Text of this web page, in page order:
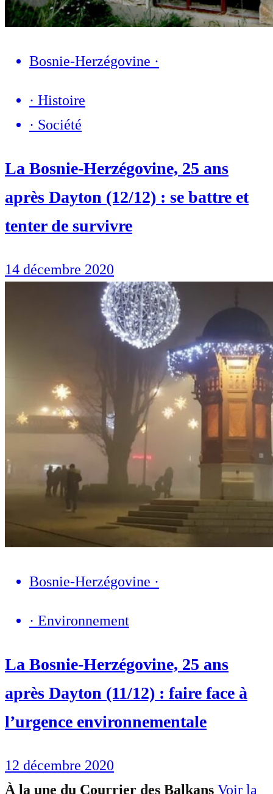
Bosnie-Herzégovine ·
· Histoire
· Société
La Bosnie-Herzégovine, 25 ans
après Dayton (12/12) : se battre et
tenter de survivre
14 décembre 2020
Bosnie-Herzégovine ·
· Environnement
La Bosnie-Herzégovine, 25 ans
après Dayton (11/12) : faire face à
l’urgence environnementale
12 décembre 2020
À la une du Courrier des Balkans Voir la